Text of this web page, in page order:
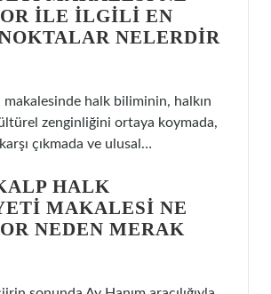
ILE ILGILI EN
NELERDIR
halk biliminin, halkın
zenginliğini ortaya koymada,
çıkmada ve ulusal…
HALK
MAKALESI NE
NEDEN MERAK